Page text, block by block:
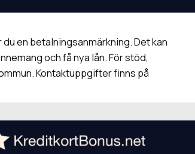
en betalningsanmärkning. Det kan
och få nya lån. För stöd,
Kontaktuppgifter finns på